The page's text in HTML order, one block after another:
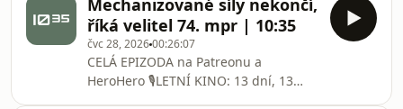
armádu? A obstály by pevnosti i na
moderním bojišti? Hosty Šortky jsou
Richard Maximilián Sicha, ředitel
Muzea československé
Mechanizované síly nekončí,
říká velitel 74. mpr | 10:35
čvc 28, 202600:26:07
CELÁ EPIZODA na ⁠⁠⁠⁠⁠⁠⁠⁠⁠⁠⁠⁠⁠⁠⁠⁠⁠⁠⁠⁠⁠⁠⁠⁠⁠⁠⁠⁠⁠⁠⁠⁠⁠⁠Patreonu⁠⁠⁠⁠⁠⁠⁠⁠⁠⁠⁠⁠⁠⁠⁠⁠⁠⁠⁠⁠⁠⁠⁠⁠⁠⁠⁠⁠⁠⁠⁠⁠⁠⁠ a
⁠⁠⁠⁠⁠⁠⁠⁠⁠⁠⁠⁠⁠⁠⁠⁠⁠⁠⁠⁠⁠⁠⁠⁠⁠⁠⁠⁠⁠⁠⁠⁠⁠⁠HeroHero⁠⁠⁠⁠⁠⁠⁠⁠⁠⁠⁠⁠⁠⁠⁠⁠⁠⁠⁠⁠⁠⁠⁠⁠⁠⁠⁠⁠⁠⁠⁠⁠⁠⁠ 🎙️LETNÍ KINO: 13 dní, 13